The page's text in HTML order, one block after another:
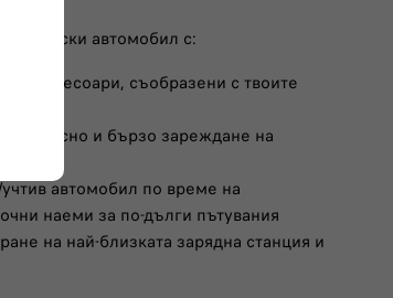
автомобил с:
и аксесоари, съобразени с твоите
за лесно и бързо зареждане на
автомобил по време на
наеми за по-дълги пътувания
на най-близката зарядна станция и